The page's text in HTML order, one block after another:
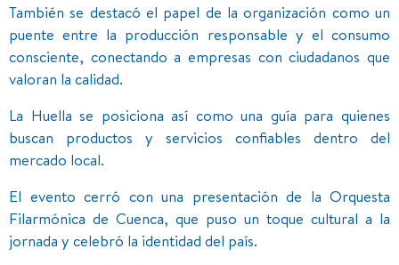
También se destacó el papel de la organización como un
puente entre la producción responsable y el consumo
consciente, conectando a empresas con ciudadanos que
valoran la calidad.
La Huella se posiciona así como una guía para quienes
buscan productos y servicios confiables dentro del
mercado local.
El evento cerró con una presentación de la Orquesta
Filarmónica de Cuenca, que puso un toque cultural a la
jornada y celebró la identidad del país.